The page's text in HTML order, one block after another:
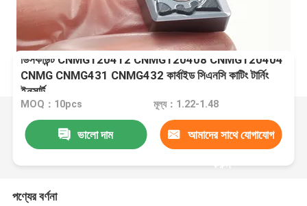
ডিসকাউন্ট CNMG120412 CNMG120408 CNMG120404
CNMG CNMG431 CNMG432 কার্বাইড সিএনসি কাটিং টার্নিং
ইনসার্ট
MOQ：10pcs মূল্য：1.22-1.48
ভালো দাম আমাদের সাথে যোগাযোগ
করুন
পণ্যের বর্ণনা